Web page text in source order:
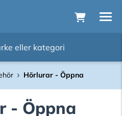
Hörlurar - Öppna
- Öppna